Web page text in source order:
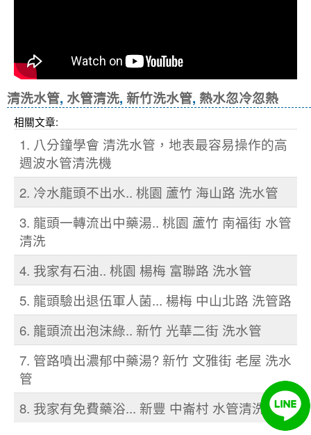
清洗水管, 水管清洗, 新竹洗水管, 熱水忽冷忽熱
相關文章:
1. 八分鐘學會 清洗水管，地表最容易操作的高
週波水管清洗機
2. 冷水龍頭不出水.. 桃園 蘆竹 海山路 洗水管
3. 龍頭一轉流出中藥湯.. 桃園 蘆竹 南福街 水管
清洗
4. 我家有石油.. 桃園 楊梅 富聯路 洗水管
5. 龍頭驗出退伍軍人菌... 楊梅 中山北路 洗管路
6. 龍頭流出泡沫綠.. 新竹 光華二街 洗水管
7. 管路噴出濃郁中藥湯? 新竹 文雅街 老屋 洗水
管
8. 我家有免費藥浴... 新豐 中崙村 水管清洗